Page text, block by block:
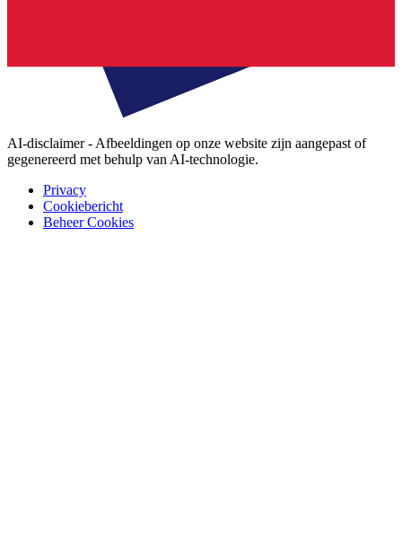
AI-disclaimer - Afbeeldingen op onze website zijn aangepast of
gegenereerd met behulp van AI-technologie.
Privacy
Cookiebericht
Beheer Cookies